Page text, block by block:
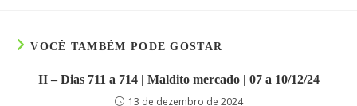
VOCÊ TAMBÉM PODE GOSTAR
II – Dias 711 a 714 | Maldito mercado | 07 a 10/12/24
13 de dezembro de 2024